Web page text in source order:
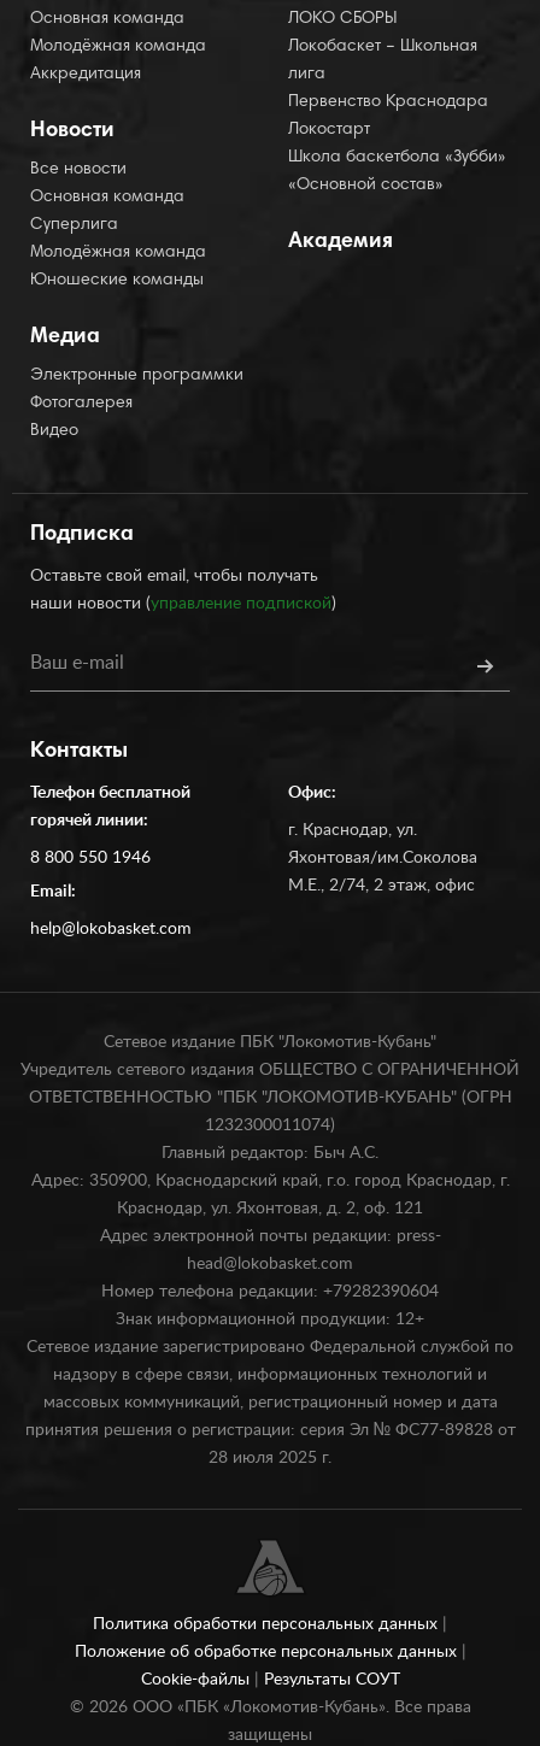
Основная команда
Молодёжная команда
Аккредитация
Новости
Все новости
Основная команда
Суперлига
Молодёжная команда
Юношеские команды
Медиа
Электронные программки
Фотогалерея
Видео
ЛОКО СБОРЫ
Локобаскет – Школьная
лига
Первенство Краснодара
Локостарт
Школа баскетбола «Зубби»
«Основной состав»
Академия
Подписка
Оставьте свой email, чтобы получать
наши новости (управление подпиской)
Контакты
Телефон бесплатной
горячей линии:
8 800 550 1946
Email:
help@lokobasket.com
Офис:
г. Краснодар, ул.
Яхонтовая/им.Соколова
М.Е., 2/74, 2 этаж, офис
Сетевое издание ПБК "Локомотив-Кубань"
Учредитель сетевого издания ОБЩЕСТВО С ОГРАНИЧЕННОЙ
ОТВЕТСТВЕННОСТЬЮ "ПБК "ЛОКОМОТИВ-КУБАНЬ" (ОГРН
1232300011074)
Главный редактор: Быч А.С.
Адрес: 350900, Краснодарский край, г.о. город Краснодар, г.
Краснодар, ул. Яхонтовая, д. 2, оф. 121
Адрес электронной почты редакции: press-
head@lokobasket.com
Номер телефона редакции: +79282390604
Знак информационной продукции: 12+
Сетевое издание зарегистрировано Федеральной службой по
надзору в сфере связи, информационных технологий и
массовых коммуникаций, регистрационный номер и дата
принятия решения о регистрации: серия Эл № ФС77-89828 от
28 июля 2025 г.
Политика обработки персональных данных
Положение об обработке персональных данных
Cookie-файлы
Результаты СОУТ
© 2026ООО «ПБК «Локомотив-Кубань». Все права
защищены